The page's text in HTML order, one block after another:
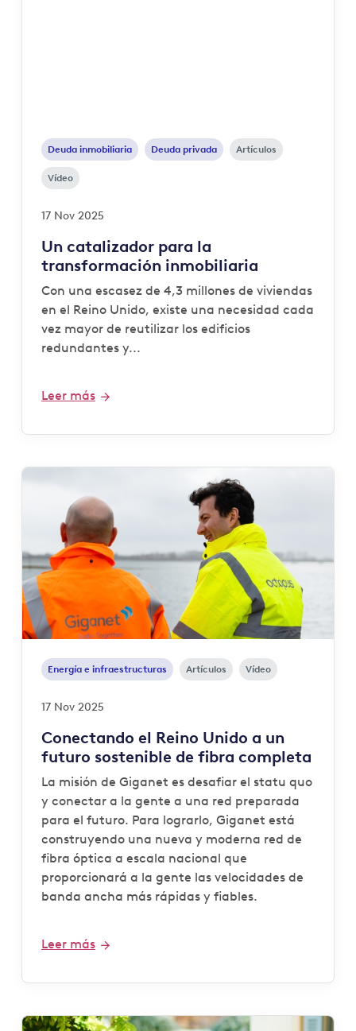
Deuda inmobiliaria Deuda privada Artículos
Vídeo
17 Nov 2025
Un catalizador para la
transformación inmobiliaria
Con una escasez de 4,3 millones de viviendas
en el Reino Unido, existe una necesidad cada
vez mayor de reutilizar los edificios
redundantes y...
Leer más
Energía e infraestructuras Artículos Vídeo
17 Nov 2025
Conectando el Reino Unido a un
futuro sostenible de fibra completa
La misión de Giganet es desafiar el statu quo
y conectar a la gente a una red preparada
para el futuro. Para lograrlo, Giganet está
construyendo una nueva y moderna red de
fibra óptica a escala nacional que
proporcionará a la gente las velocidades de
banda ancha más rápidas y fiables.
Leer más